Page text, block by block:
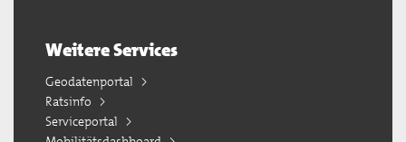
Weitere Services
Geodatenportal
Ratsinfo
Serviceportal